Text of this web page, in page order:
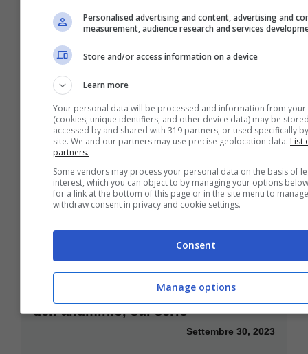
Settembre 30, 2023
Le lampadine a led vivranno per
molto tempo con il trucco
dell’alluminio, sul serio
Settembre 30, 2023
Personalised advertising and content, advertising and
measurement, audience research and services
Store and/or access information on a device
Learn more
Your personal data will be processed and information from your
(cookies, unique identifiers, and other device data) may be
accessed by and shared with 319 partners, or used specifically
site. We and our partners may use precise geolocation data. List
partners.
Some vendors may process your personal data on the basis of
interest, which you can object to by managing your options
for a link at the bottom of this page or in the site menu to
withdraw consent in privacy and cookie settings.
Consent
Manage options